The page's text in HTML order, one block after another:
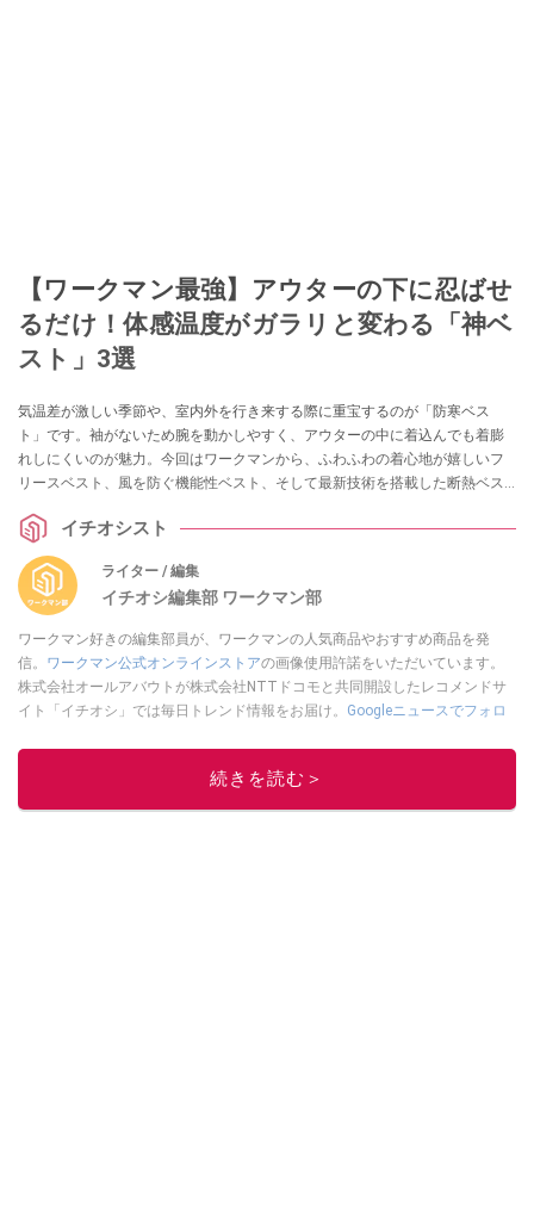
【ワークマン最強】アウターの下に忍ばせ
るだけ！体感温度がガラリと変わる「神ベ
スト」3選
気温差が激しい季節や、室内外を行き来する際に重宝するのが「防寒ベス
ト」です。袖がないため腕を動かしやすく、アウターの中に着込んでも着膨
れしにくいのが魅力。今回はワークマンから、ふわふわの着心地が嬉しいフ
リースベスト、風を防ぐ機能性ベスト、そして最新技術を搭載した断熱ベス
イチオシスト
ライター / 編集
イチオシ編集部 ワークマン部
ワークマン好きの編集部員が、ワークマンの人気商品やおすすめ商品を発
信。 ワークマン公式オンラインストアの画像使用許諾をいただいています。
株式会社オールアバウトが株式会社NTTドコモと共同開設したレコメンドサ
イト「イチオシ」では毎日トレンド情報をお届け。 Googleニュースでフォロ
このイチオシストの他の記事を読む
続きを読む＞